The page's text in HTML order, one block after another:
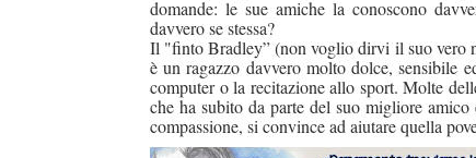
domande: le sue amiche la conoscono
davvero se stessa?
Il "finto Bradley” (non voglio dirvi il suo vero
è un ragazzo davvero molto dolce, sensibile
computer o la recitazione allo sport. Molte
che ha subito da parte del suo migliore
compassione, si convince ad aiutare quella